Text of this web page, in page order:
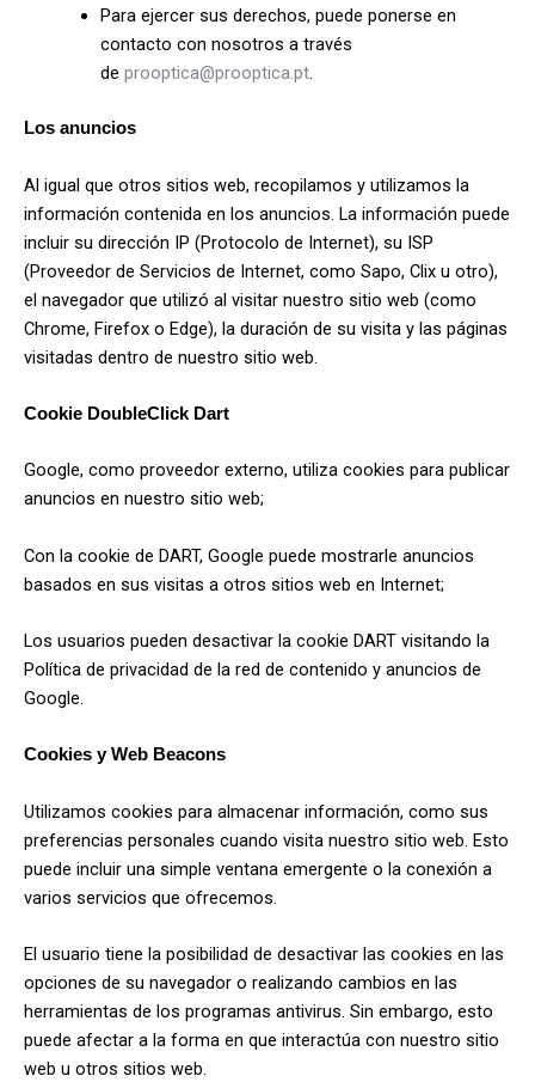
Para ejercer sus derechos, puede ponerse en
contacto con nosotros a través
de prooptica@prooptica.pt.
Los anuncios
Al igual que otros sitios web, recopilamos y utilizamos la
información contenida en los anuncios. La información puede
incluir su dirección IP (Protocolo de Internet), su ISP
(Proveedor de Servicios de Internet, como Sapo, Clix u otro),
el navegador que utilizó al visitar nuestro sitio web (como
Chrome, Firefox o Edge), la duración de su visita y las páginas
visitadas dentro de nuestro sitio web.
Cookie DoubleClick Dart
Google, como proveedor externo, utiliza cookies para publicar
anuncios en nuestro sitio web;
Con la cookie de DART, Google puede mostrarle anuncios
basados en sus visitas a otros sitios web en Internet;
Los usuarios pueden desactivar la cookie DART visitando la
Política de privacidad de la red de contenido y anuncios de
Google.
Cookies y Web Beacons
Utilizamos cookies para almacenar información, como sus
preferencias personales cuando visita nuestro sitio web. Esto
puede incluir una simple ventana emergente o la conexión a
varios servicios que ofrecemos.
El usuario tiene la posibilidad de desactivar las cookies en las
opciones de su navegador o realizando cambios en las
herramientas de los programas antivirus. Sin embargo, esto
puede afectar a la forma en que interactúa con nuestro sitio
web u otros sitios web.